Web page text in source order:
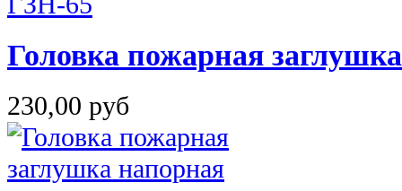
Головка пожарная
230,00 руб